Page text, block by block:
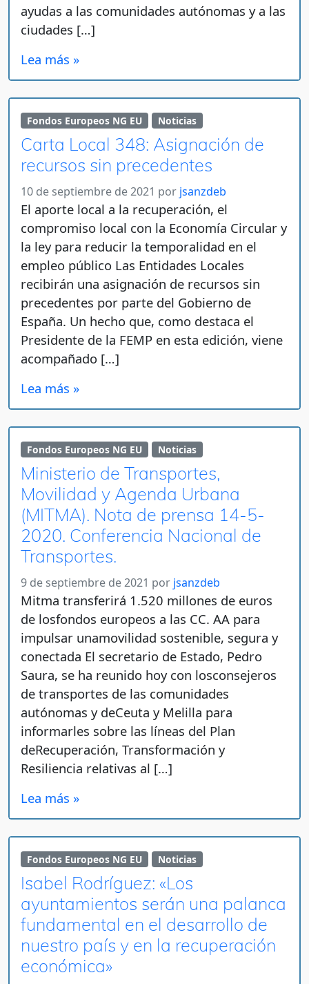
ayudas a las comunidades autónomas y a las
ciudades […]
Lea más »
Fondos Europeos NG EU Noticias
Carta Local 348: Asignación de
recursos sin precedentes
10 de septiembre de 2021 por jsanzdeb
El aporte local a la recuperación, el
compromiso local con la Economía Circular y
la ley para reducir la temporalidad en el
empleo público Las Entidades Locales
recibirán una asignación de recursos sin
precedentes por parte del Gobierno de
España. Un hecho que, como destaca el
Presidente de la FEMP en esta edición, viene
acompañado […]
Lea más »
Fondos Europeos NG EU Noticias
Ministerio de Transportes,
Movilidad y Agenda Urbana
(MITMA). Nota de prensa 14-5-
2020. Conferencia Nacional de
Transportes.
9 de septiembre de 2021 por jsanzdeb
Mitma transferirá 1.520 millones de euros
de losfondos europeos a las CC. AA para
impulsar unamovilidad sostenible, segura y
conectada El secretario de Estado, Pedro
Saura, se ha reunido hoy con losconsejeros
de transportes de las comunidades
autónomas y deCeuta y Melilla para
informarles sobre las líneas del Plan
deRecuperación, Transformación y
Resiliencia relativas al […]
Lea más »
Fondos Europeos NG EU Noticias
Isabel Rodríguez: «Los
ayuntamientos serán una palanca
fundamental en el desarrollo de
nuestro país y en la recuperación
económica»